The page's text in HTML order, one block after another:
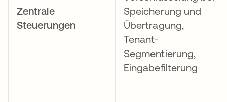
Zentrale
Steuerungen
Speicherung und
Übertragung,
Tenant-
Segmentierung,
Eingabefilterung